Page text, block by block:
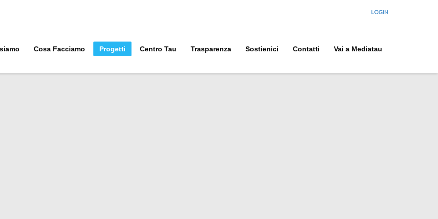
LOGIN
Cosa Facciamo Progetti Centro Tau Trasparenza Sostienici Contatti Vai a Mediatau